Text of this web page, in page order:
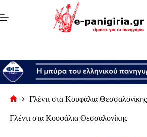
στο
περιεχόμενο
σελίδα
Γλέντι στα Κουφάλια Θεσσαλονίκης
Γλέντι στα Κουφάλια Θεσσαλονίκης